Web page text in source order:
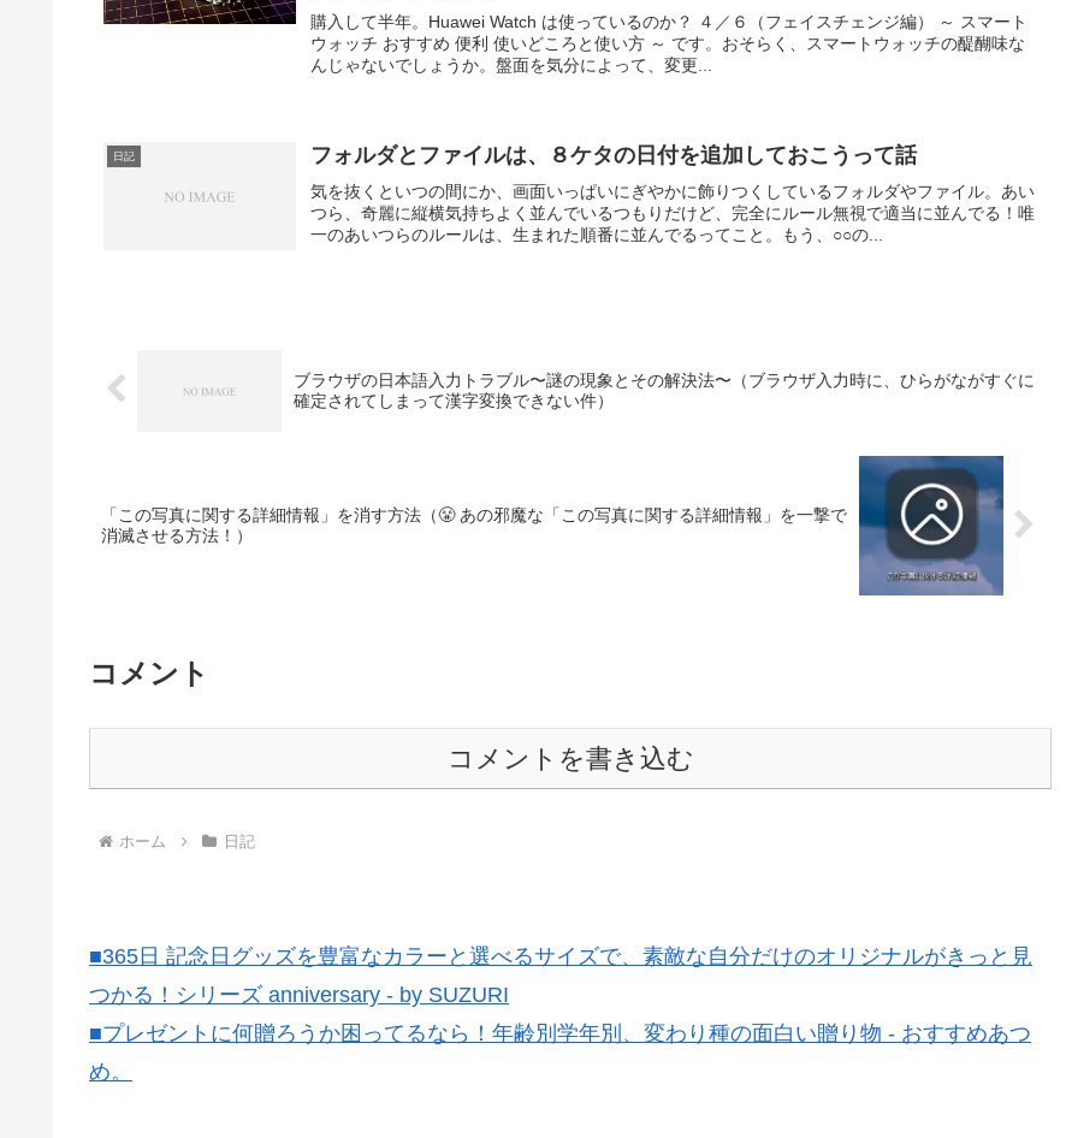
購入して半年。Huawei Watch は使っているのか？ ４／６（フェイスチェンジ編） ～ スマート
ウォッチ おすすめ 便利 使いどころと使い方 ～ です。おそらく、スマートウォッチの醍醐味な
んじゃないでしょうか。盤面を気分によって、変更...
日記 フォルダとファイルは、８ケタの日付を追加しておこうって話
気を抜くといつの間にか、画面いっぱいにぎやかに飾りつくしているフォルダやファイル。あい
つら、奇麗に縦横気持ちよく並んでいるつもりだけど、完全にルール無視で適当に並んでる！唯
一のあいつらのルールは、生まれた順番に並んでるってこと。もう、○○の...
ブラウザの日本語入力トラブル〜謎の現象とその解決法〜（ブラウザ入力時に、ひらがながすぐに
確定されてしまって漢字変換できない件）
「この写真に関する詳細情報」を消す方法（😤 あの邪魔な「この写真に関する詳細情報」を一撃で
消滅させる方法！）
コメント
コメントを書き込む
ホーム 日記
■365日 記念日グッズを豊富なカラーと選べるサイズで、素敵な自分だけのオリジナルがきっと見
つかる！シリーズ anniversary - by SUZURI
■プレゼントに何贈ろうか困ってるなら！年齢別学年別、変わり種の面白い贈り物 - おすすめあつ
め。